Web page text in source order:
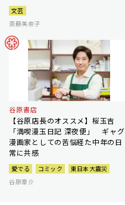
文芸
斎藤美奈子
谷原書店
【谷原店長のオススメ】桜玉吉
「満喫漫玉日記 深夜便」 ギャグ
漫画家としての苦悩経た中年の日
常に共感
愛でる コミック
東日本大震災
谷原章介